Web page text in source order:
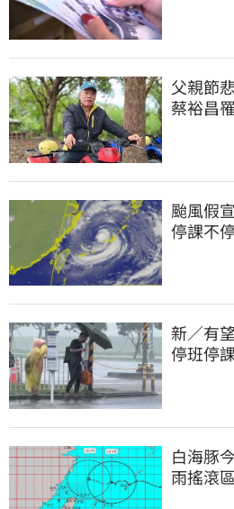
父親節
蔡裕昌
颱風假
停課不
新／有
停班停
白海豚
雨搖滾